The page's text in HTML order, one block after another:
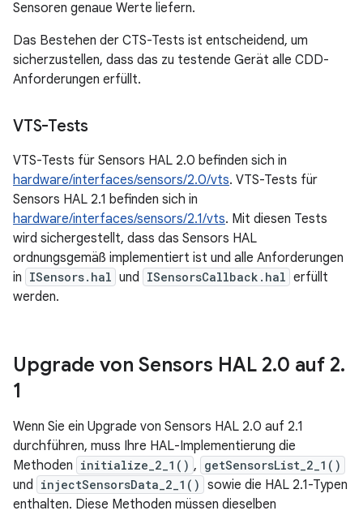
Sensoren genaue Werte liefern.
Das Bestehen der CTS-Tests ist entscheidend, um
sicherzustellen, dass das zu testende Gerät alle CDD-
Anforderungen erfüllt.
VTS-Tests
VTS-Tests für Sensors HAL 2.0 befinden sich in
hardware/interfaces/sensors/2.0/vts. VTS-Tests für
Sensors HAL 2.1 befinden sich in
hardware/interfaces/sensors/2.1/vts. Mit diesen Tests
wird sichergestellt, dass das Sensors HAL
ordnungsgemäß implementiert ist und alle Anforderungen
in ISensors.hal und ISensorsCallback.hal erfüllt
werden.
Upgrade von Sensors HAL 2.0 auf 2.
1
Wenn Sie ein Upgrade von Sensors HAL 2.0 auf 2.1
durchführen, muss Ihre HAL-Implementierung die
Methoden initialize_2_1() , getSensorsList_2_1()
und injectSensorsData_2_1() sowie die HAL 2.1-Typen
enthalten. Diese Methoden müssen dieselben